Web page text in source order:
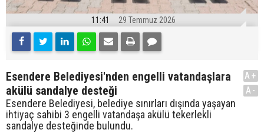
11:41 29 Temmuz 2026
Esendere Belediyesi'nden engelli vatandaşlara
akülü sandalye desteği
Esendere Belediyesi, belediye sınırları dışında yaşayan
ihtiyaç sahibi 3 engelli vatandaşa akülü tekerlekli
sandalye desteğinde bulundu.
A+
A-